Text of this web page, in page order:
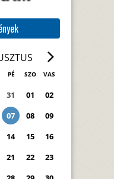
PÉ SZO VAS
31 01
02
07 08
09
14 15
16
21 22
23